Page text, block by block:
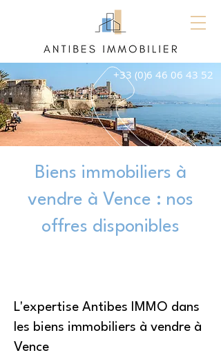
+33 (0)6 46 06 43 52
Biens immobiliers à
vendre à Vence : nos
offres disponibles
L'expertise Antibes IMMO dans
les biens immobiliers à vendre à
Vence